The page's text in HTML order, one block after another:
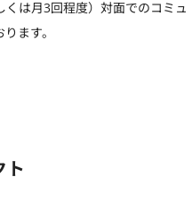
は月3回程度）対面でのコミュ
ます。
ト